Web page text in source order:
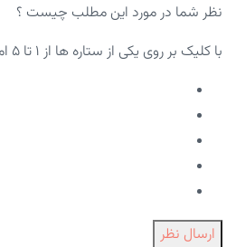
نظر شما در مورد این مطلب چیست ؟
با کلیک بر روی یکی از ستاره ها از ۱ تا ۵ امتیاز دهید :
ارسال نظر